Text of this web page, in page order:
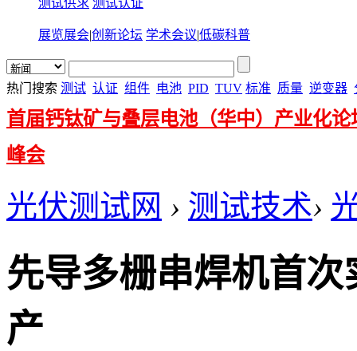
展览展会|创新论坛 学术会议|低碳科普
热门搜索 测试 认证 组件 电池 PID TUV 标准 质量 逆变器
首届钙钛矿与叠层电池（华中）产业化论
峰会
光伏测试网 › 测试技术›
先导多栅串焊机首
产